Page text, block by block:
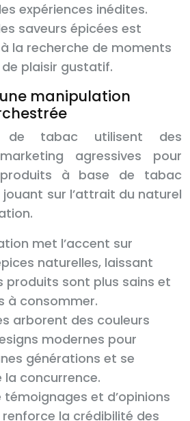
expériences inédites.
saveurs épicées est
la recherche de moments
plaisir gustatif.
manipulation
de tabac utilisent des
agressives pour
à base de tabac
sur l’attrait du naturel
met l’accent sur
naturelles, laissant
produits sont plus sains et
à consommer.
arborent des couleurs
modernes pour
générations et se
concurrence.
témoignages et d’opinions
renforce la crédibilité des